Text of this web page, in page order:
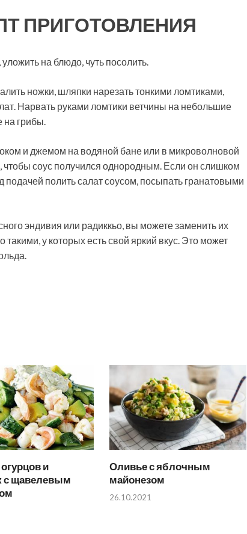
ПРИГОТОВЛЕНИЯ
на блюдо, чуть посолить.
ножки, шляпки нарезать тонкими ломтиками,
Нарвать руками ломтики ветчины на небольшие
на грибы.
и джемом на водяной бане или в микроволновой
чтобы соус получился однородным. Если он слишком
полить салат соусом, посыпать гранатовыми
эндивия или радиккьо, вы можете заменить их
у которых есть свой яркий вкус. Это может
и
с щавелевым
Оливье с яблочным
майонезом
26.10.2021